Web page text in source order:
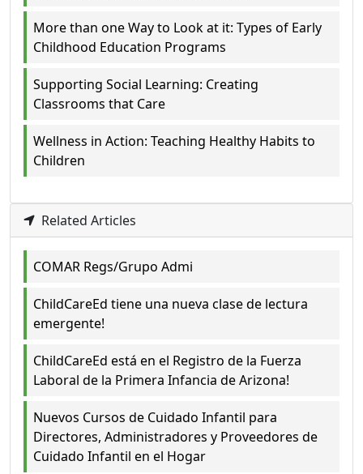
More than one Way to Look at it: Types of Early
Childhood Education Programs
Supporting Social Learning: Creating
Classrooms that Care
Wellness in Action: Teaching Healthy Habits to
Children
Related Articles
COMAR Regs/Grupo Admi
ChildCareEd tiene una nueva clase de lectura
emergente!
ChildCareEd está en el Registro de la Fuerza
Laboral de la Primera Infancia de Arizona!
Nuevos Cursos de Cuidado Infantil para
Directores, Administradores y Proveedores de
Cuidado Infantil en el Hogar